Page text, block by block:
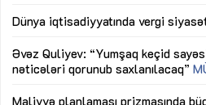
Dünya iqtisadiyyatında vergi
Əvəz Quliyev: “Yumşaq keçid
nəticələri qorunub saxlanılacaq”
Maliyyə planlaması prizmasında